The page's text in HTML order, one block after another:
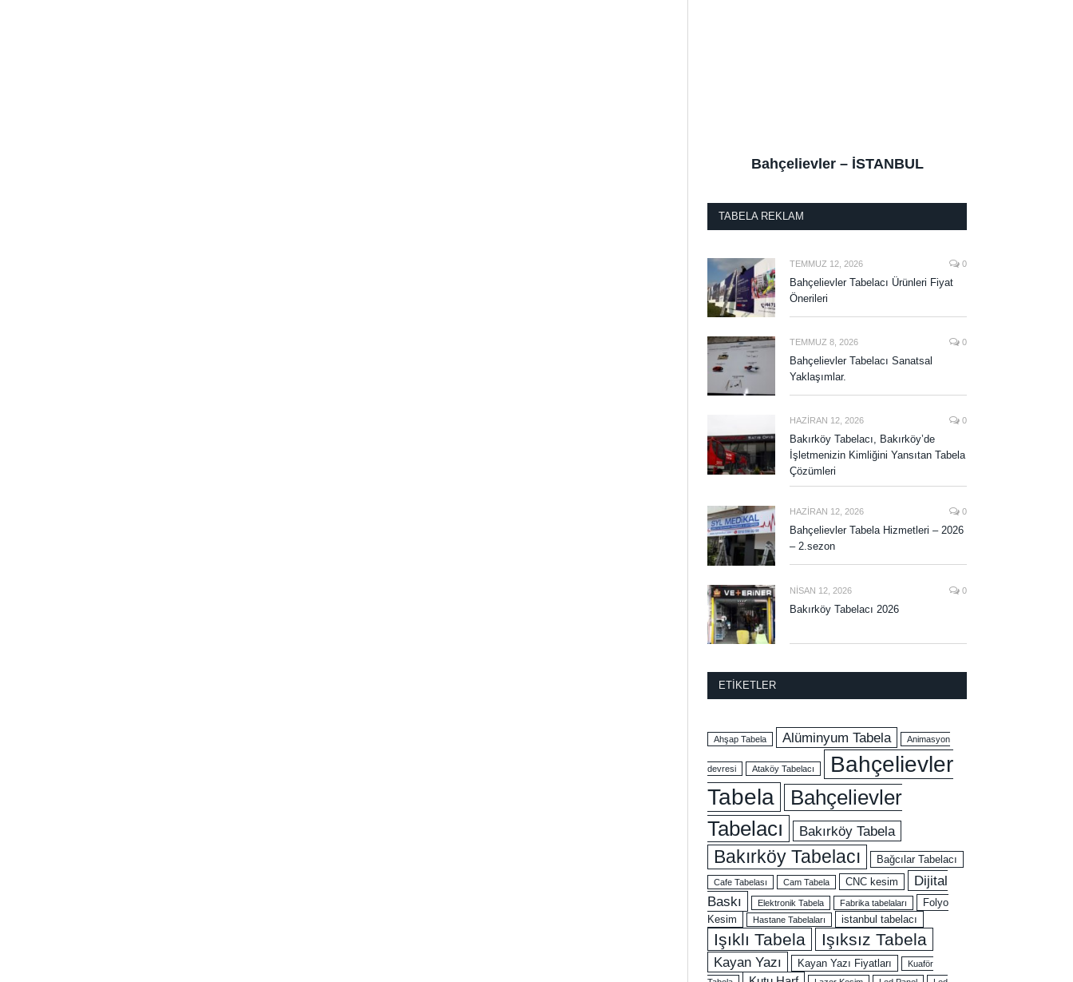
Bahçelievler – İSTANBUL
TABELA REKLAM
TEMMUZ 12, 2026 0
Bahçelievler Tabelacı Ürünleri Fiyat
Önerileri
TEMMUZ 8, 2026 0
Bahçelievler Tabelacı Sanatsal
Yaklaşımlar.
HAZIRAN 12, 2026 0
Bakırköy Tabelacı, Bakırköy’de
İşletmenizin Kimliğini Yansıtan Tabela
Çözümleri
HAZIRAN 12, 2026 0
Bahçelievler Tabela Hizmetleri – 2026
– 2.sezon
NISAN 12, 2026 0
Bakırköy Tabelacı 2026
ETIKETLER
Ahşap Tabela Alüminyum Tabela Animasyon
devresi Ataköy Tabelacı
Bahçelievler
Tabela
Bahçelievler
Tabelacı
Bakırköy Tabela
Bakırköy Tabelacı Bağcılar Tabelacı
Cafe Tabelası Cam Tabela CNC kesim
Dijital
Baskı
Elektronik Tabela Fabrika tabelaları
Folyo
Kesim
Hastane Tabelaları istanbul tabelacı
Işıklı Tabela Işıksız Tabela
Kayan Yazı Kayan Yazı Fiyatları
Kuaför